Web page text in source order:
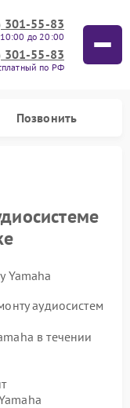
301-55-83
10:00 до 20:00
301-55-83
по РФ
Позвонить
Yamaha
аудиосистем
в течении